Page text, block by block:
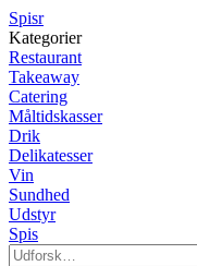
Spisr
Kategorier
Restaurant
Takeaway
Catering
Måltidskasser
Drik
Delikatesser
Vin
Sundhed
Udstyr
Spis